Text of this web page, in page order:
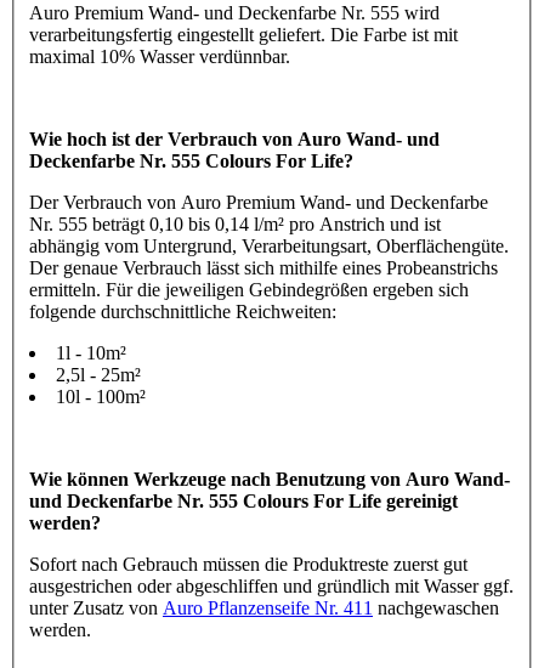
Auro Premium Wand- und Deckenfarbe Nr. 555 wird
verarbeitungsfertig eingestellt geliefert. Die Farbe ist mit
maximal 10% Wasser verdünnbar.
Wie hoch ist der Verbrauch von Auro Wand- und
Deckenfarbe Nr. 555 Colours For Life?
Der Verbrauch von Auro Premium Wand- und Deckenfarbe
Nr. 555 beträgt 0,10 bis 0,14 l/m² pro Anstrich und ist
abhängig vom Untergrund, Verarbeitungsart, Oberflächengüte.
Der genaue Verbrauch lässt sich mithilfe eines Probeanstrichs
ermitteln. Für die jeweiligen Gebindegrößen ergeben sich
folgende durchschnittliche Reichweiten:
1l - 10m²
2,5l - 25m²
10l - 100m²
Wie können Werkzeuge nach Benutzung von Auro Wand-
und Deckenfarbe Nr. 555 Colours For Life gereinigt
werden?
Sofort nach Gebrauch müssen die Produktreste zuerst gut
ausgestrichen oder abgeschliffen und gründlich mit Wasser ggf.
unter Zusatz von Auro Pflanzenseife Nr. 411 nachgewaschen
werden.